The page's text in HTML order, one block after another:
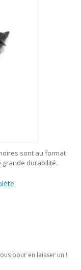
sont au format
grande durabilité.
pour en laisser un !